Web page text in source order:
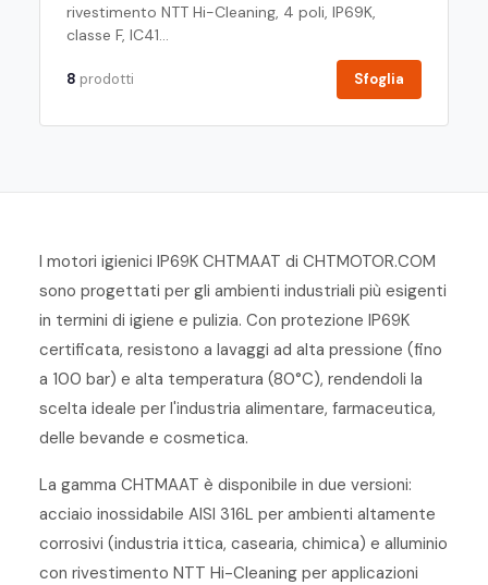
rivestimento NTT Hi-Cleaning, 4 poli, IP69K,
classe F, IC41...
8 prodotti Sfoglia
I motori igienici IP69K CHTMAAT di CHTMOTOR.COM
sono progettati per gli ambienti industriali più esigenti
in termini di igiene e pulizia. Con protezione IP69K
certificata, resistono a lavaggi ad alta pressione (fino
a 100 bar) e alta temperatura (80°C), rendendoli la
scelta ideale per l'industria alimentare, farmaceutica,
delle bevande e cosmetica.
La gamma CHTMAAT è disponibile in due versioni:
acciaio inossidabile AISI 316L per ambienti altamente
corrosivi (industria ittica, casearia, chimica) e alluminio
con rivestimento NTT Hi-Cleaning per applicazioni